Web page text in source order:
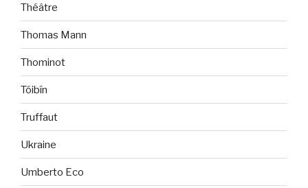
Théâtre
Thomas Mann
Thominot
Tóibín
Truffaut
Ukraine
Umberto Eco